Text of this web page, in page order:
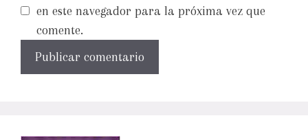
en este navegador para la próxima vez que
comente.